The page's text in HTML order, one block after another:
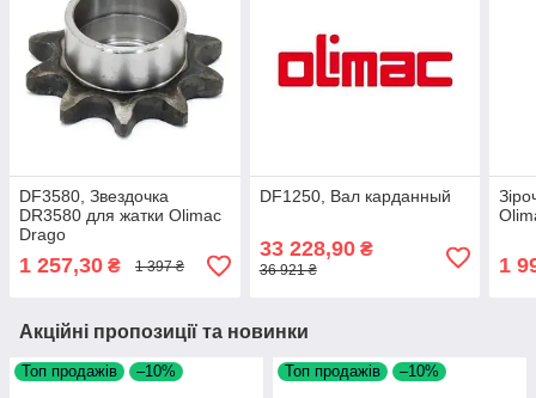
DF3580, Звездочка
DR3580 для жатки Olimac
Drago
1 257,30 ₴ 1 397 ₴
DF1250, Вал карданный
33 228,90₴
36 921 ₴ 1
Акційні пропозиції та новинки
Топ продажів –10% Топ продажів –10%